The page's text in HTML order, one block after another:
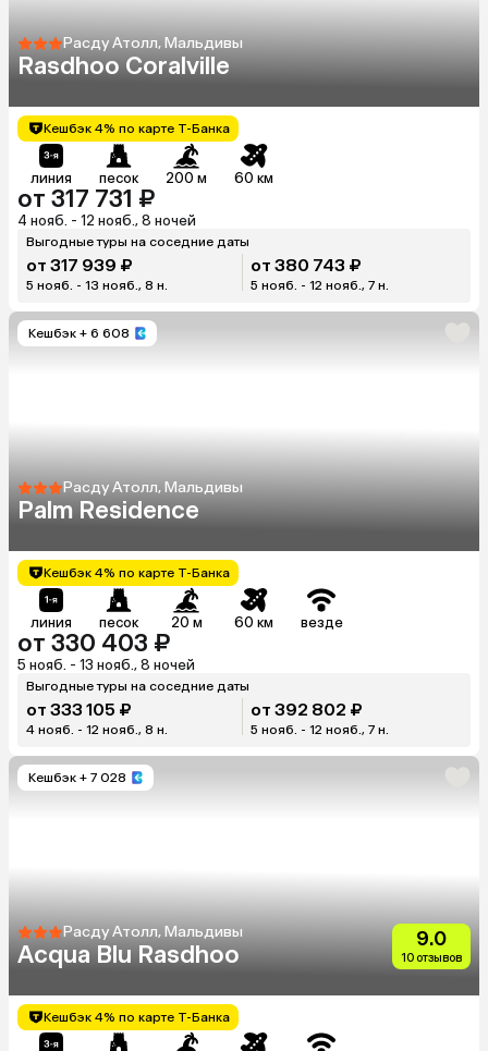
Расду Атолл, Мальдивы
Rasdhoo Coralville
Кешбэк 4% по карте Т-Банка
линия песок 200 м 60 км
от 317 731 ₽
4 нояб. - 12 нояб., 8 ночей
Выгодные туры на соседние даты
от 317 939 ₽
5 нояб. - 13 нояб., 8 н.
от 380 743 ₽
5 нояб. - 12 нояб., 7 н.
Кешбэк + 6 608
Расду Атолл, Мальдивы
Palm Residence
Кешбэк 4% по карте Т-Банка
линия песок 20 м 60 км везде
от 330 403 ₽
5 нояб. - 13 нояб., 8 ночей
Выгодные туры на соседние даты
от 333 105 ₽
4 нояб. - 12 нояб., 8 н.
от 392 802 ₽
5 нояб. - 12 нояб., 7 н.
Кешбэк + 7 028
Расду Атолл, Мальдивы
Acqua Blu Rasdhoo
9.0
10 отзывов
Кешбэк 4% по карте Т-Банка